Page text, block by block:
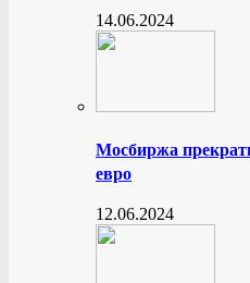
14.06.2024
Мосбиржа
евро
12.06.2024